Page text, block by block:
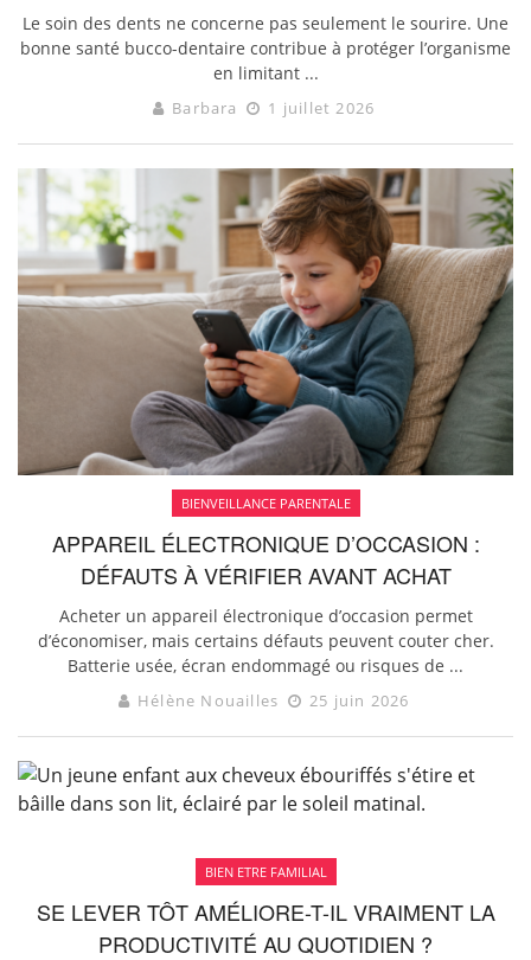
Le soin des dents ne concerne pas seulement le sourire. Une
bonne santé bucco-dentaire contribue à protéger l’organisme
en limitant ...
Barbara 1 juillet 2026
BIENVEILLANCE PARENTALE
APPAREIL ÉLECTRONIQUE D’OCCASION :
DÉFAUTS À VÉRIFIER AVANT ACHAT
Acheter un appareil électronique d’occasion permet
d’économiser, mais certains défauts peuvent couter cher.
Batterie usée, écran endommagé ou risques de ...
Hélène Nouailles 25 juin 2026
BIEN ETRE FAMILIAL
SE LEVER TÔT AMÉLIORE-T-IL VRAIMENT LA
PRODUCTIVITÉ AU QUOTIDIEN ?